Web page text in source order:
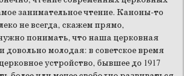
занимательное чтение. Каноны-то
не всегда, скажем прямо,
понимать, что наша церковная
довольно молодая: в советское время
устройство, бывшее до 1917